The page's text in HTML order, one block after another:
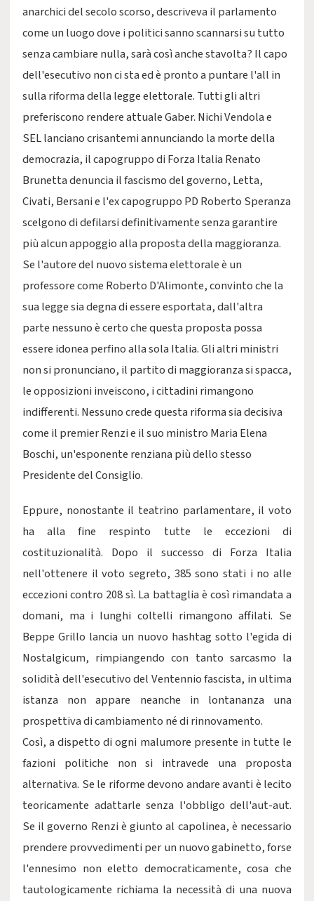
anarchici del secolo scorso, descriveva il parlamento
come un luogo dove i politici sanno scannarsi su tutto
senza cambiare nulla, sarà così anche stavolta? Il capo
dell'esecutivo non ci sta ed è pronto a puntare l'all in
sulla riforma della legge elettorale. Tutti gli altri
preferiscono rendere attuale Gaber. Nichi Vendola e
SEL lanciano crisantemi annunciando la morte della
democrazia, il capogruppo di Forza Italia Renato
Brunetta denuncia il fascismo del governo, Letta,
Civati, Bersani e l'ex capogruppo PD Roberto Speranza
scelgono di defilarsi definitivamente senza garantire
più alcun appoggio alla proposta della maggioranza.
Se l'autore del nuovo sistema elettorale è un
professore come Roberto D'Alimonte, convinto che la
sua legge sia degna di essere esportata, dall'altra
parte nessuno è certo che questa proposta possa
essere idonea perfino alla sola Italia. Gli altri ministri
non si pronunciano, il partito di maggioranza si spacca,
le opposizioni inveiscono, i cittadini rimangono
indifferenti. Nessuno crede questa riforma sia decisiva
come il premier Renzi e il suo ministro Maria Elena
Boschi, un'esponente renziana più dello stesso
Presidente del Consiglio.
Eppure, nonostante il teatrino parlamentare, il voto
ha alla fine respinto tutte le eccezioni di
costituzionalità. Dopo il successo di Forza Italia
nell'ottenere il voto segreto, 385 sono stati i no alle
eccezioni contro 208 sì. La battaglia è così rimandata a
domani, ma i lunghi coltelli rimangono affilati. Se
Beppe Grillo lancia un nuovo hashtag sotto l'egida di
Nostalgicum, rimpiangendo con tanto sarcasmo la
solidità dell'esecutivo del Ventennio fascista, in ultima
istanza non appare neanche in lontananza una
prospettiva di cambiamento né di rinnovamento.
Così, a dispetto di ogni malumore presente in tutte le
fazioni politiche non si intravede una proposta
alternativa. Se le riforme devono andare avanti è lecito
teoricamente adattarle senza l'obbligo dell'aut-aut.
Se il governo Renzi è giunto al capolinea, è necessario
prendere provvedimenti per un nuovo gabinetto, forse
l'ennesimo non eletto democraticamente, cosa che
tautologicamente richiama la necessità di una nuova